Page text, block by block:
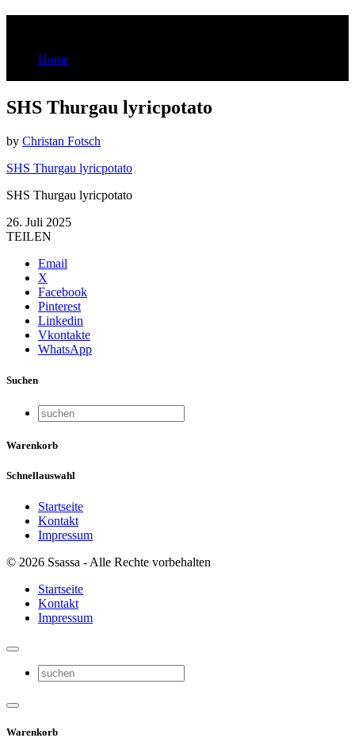
Home
SHS Thurgau lyricpotato
by Christan Fotsch
SHS Thurgau lyricpotato
SHS Thurgau lyricpotato
26. Juli 2025
TEILEN
Email
X
Facebook
Pinterest
Linkedin
Vkontakte
WhatsApp
Suchen
Warenkorb
Schnellauswahl
Startseite
Kontakt
Impressum
© 2026 Ssassa - Alle Rechte vorbehalten
Startseite
Kontakt
Impressum
Warenkorb